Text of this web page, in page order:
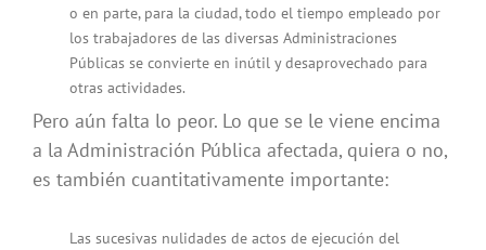
o en parte, para la ciudad, todo el tiempo empleado por
los trabajadores de las diversas Administraciones
Públicas se convierte en inútil y desaprovechado para
otras actividades.
Pero aún falta lo peor. Lo que se le viene encima
a la Administración Pública afectada, quiera o no,
es también cuantitativamente importante:
Las sucesivas nulidades de actos de ejecución del